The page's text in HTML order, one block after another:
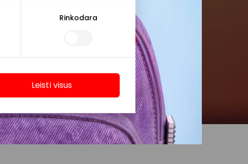
Rinkodara
Leisti visus